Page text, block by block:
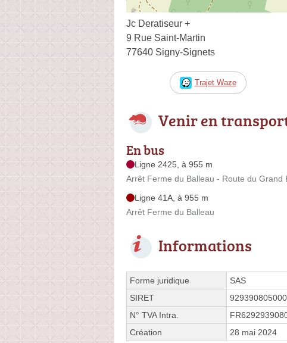
Jc Deratiseur +
9 Rue Saint-Martin
77640 Signy-Signets
Trajet Waze
Venir en
En bus
Ligne 2425, à 955 m
Arrêt Ferme du Balleau - Route du Grand
Ligne 41A, à 955 m
Arrêt Ferme du Balleau
Informations
Forme juridique
SAS
SIRET
N° TVA Intra.
Création
28 mai 2024